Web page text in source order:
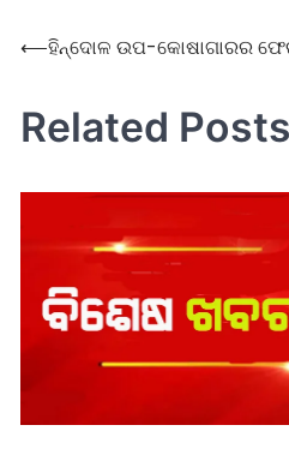
⟵ହିନ୍ଦୋଳ ଉପ-କୋଷାଗାରର
Related Posts